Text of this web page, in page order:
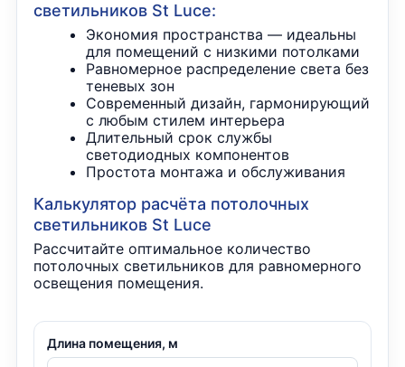
светильников St Luce:
Экономия пространства — идеальны
для помещений с низкими потолками
Равномерное распределение света без
теневых зон
Современный дизайн, гармонирующий
с любым стилем интерьера
Длительный срок службы
светодиодных компонентов
Простота монтажа и обслуживания
Калькулятор расчёта потолочных
светильников St Luce
Рассчитайте оптимальное количество
потолочных светильников для равномерного
освещения помещения.
Длина помещения, м